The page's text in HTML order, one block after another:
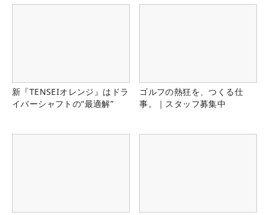
新『TENSEIオレンジ』はドラ
イバーシャフトの“最適解”
ゴルフの熱狂を、つくる仕
事。｜スタッフ募集中